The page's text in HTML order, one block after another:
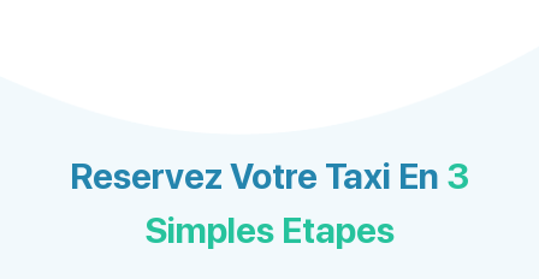
Reservez Votre Taxi En 3
Simples Etapes